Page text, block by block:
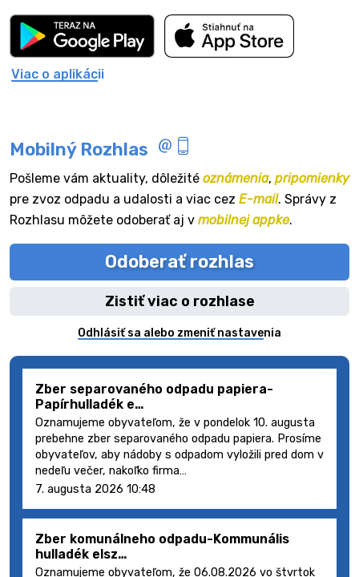
Viac o aplikácii
Mobilný Rozhlas
Pošleme vám aktuality, dôležité oznámenia, pripomienky
pre zvoz odpadu a udalosti a viac cez E-mail. Správy z
Rozhlasu môžete odoberať aj v mobilnej appke.
Odoberať rozhlas
Zistiť viac o rozhlase
Odhlásiť sa alebo zmeniť nastavenia
Zber separovaného odpadu papiera-
Papírhulladék e…
Oznamujeme obyvateľom, že v pondelok 10. augusta
prebehne zber separovaného odpadu papiera. Prosíme
obyvateľov, aby nádoby s odpadom vyložili pred dom v
nedeľu večer, nakoľko firma…
7. augusta 2026 10:48
Zber komunálneho odpadu-Kommunális
hulladék elsz…
Oznamujeme obyvateľom, že 06.08.2026 vo štvrtok